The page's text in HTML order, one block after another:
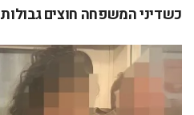
כשדיני המשפחה חוצים גבולות